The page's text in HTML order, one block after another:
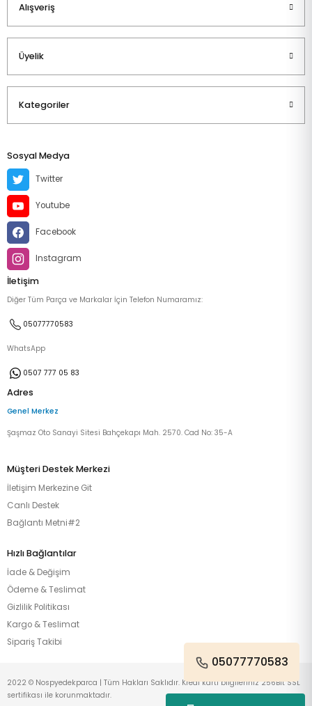
Alışveriş
Üyelik
Kategoriler
Sosyal Medya
Twitter
Youtube
Facebook
Instagram
İletişim
Diğer Tüm Parça ve Markalar İçin Telefon Numaramız:
05077770583
WhatsApp
0507 777 05 83
Adres
Genel Merkez
Şaşmaz Oto Sanayi Sitesi Bahçekapı Mah. 2570. Cad No: 35-A
Müşteri Destek Merkezi
İletişim Merkezine Git
Canlı Destek
Bağlantı Metni#2
Hızlı Bağlantılar
İade & Değişim
Ödeme & Teslimat
Gizlilik Politikası
Kargo & Teslimat
Sipariş Takibi
05077770583
2022 © Nospyedekparca | Tüm Hakları Saklıdır. Kredi kartı bilgileriniz 256Bit SSL
sertifikası ile korunmaktadır.